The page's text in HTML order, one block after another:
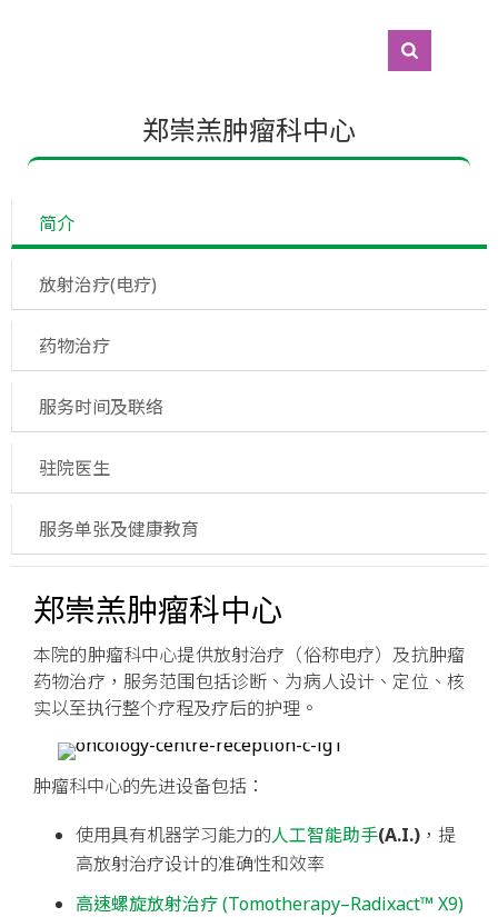
郑崇羔肿瘤科中心
简介
放射治疗(电疗)
药物治疗
服务时间及联络
驻院医生
服务单张及健康教育
郑崇羔肿瘤科中心
本院的肿瘤科中心提供放射治疗（俗称电疗）及抗肿瘤
药物治疗，服务范围包括诊断、为病人设计、定位、核
实以至执行整个疗程及疗后的护理。
肿瘤科中心的先进设备包括：
使用具有机器学习能力的人工智能助手(A.I.)，提
高放射治疗设计的准确性和效率
高速螺旋放射治疗 (Tomotherapy–Radixact™ X9)